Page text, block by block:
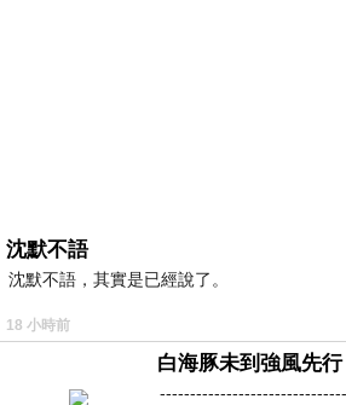
沈默不語
沈默不語，其實是已經說了。
18 小時前
白海豚未到強風先行